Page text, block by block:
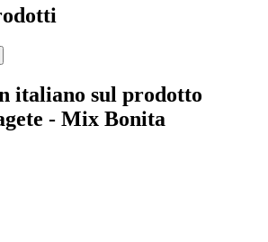
italiano sul prodotto
- Mix Bonita